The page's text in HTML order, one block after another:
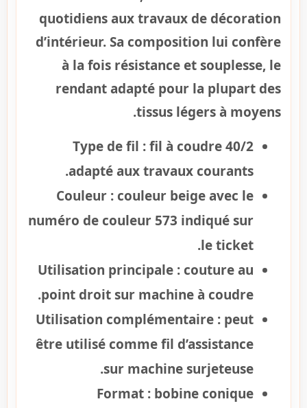
quotidiens aux travaux de décoration
d’intérieur. Sa composition lui confère
à la fois résistance et souplesse, le
rendant adapté pour la plupart des
tissus légers à moyens.
Type de fil :fil à coudre 40/2
adapté aux travaux courants.
Couleur : couleur beige avec le
numéro de couleur 573 indiqué sur
le ticket.
Utilisation principale : couture au
point droit sur machine à coudre.
Utilisation complémentaire : peut
être utilisé comme fil d’assistance
sur machine surjeteuse.
Format : bobine conique